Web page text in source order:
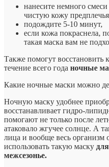
нанесите немного
чистую кожу
подождите 5-10 минут,
если кожа покраснела,
такая маска вам не
Также помогут восстановить
течение всего года ночные
Какие ночные маски можно
Ночную маску удобнее
восстанавливает гидро-
помогают не только после
атаковало жгучее солнце. А
лица и вообще весь организм
использовать такую маску
межсезонье.